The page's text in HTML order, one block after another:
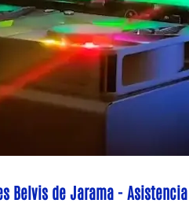
Belvis de Jarama -